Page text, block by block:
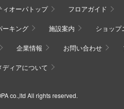
ィオーパトップ フロアガイド
ーキング 施設案内 ショップ
企業情報 お問い合わせ
ディアについて
co.,ltd All rights reserved.